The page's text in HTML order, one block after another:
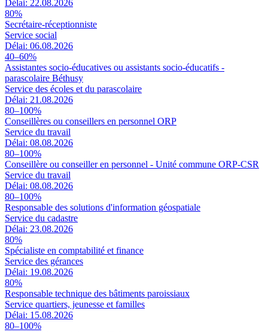
Délai: 22.08.2026
80%
Secrétaire-réceptionniste
Service social
Délai: 06.08.2026
40–60%
Assistantes socio-éducatives ou assistants socio-éducatifs -
parascolaire Béthusy
Service des écoles et du parascolaire
Délai: 21.08.2026
80–100%
Conseillères ou conseillers en personnel ORP
Service du travail
Délai: 08.08.2026
80–100%
Conseillère ou conseiller en personnel - Unité commune ORP-CSR
Service du travail
Délai: 08.08.2026
80–100%
Responsable des solutions d'information géospatiale
Service du cadastre
Délai: 23.08.2026
80%
Spécialiste en comptabilité et finance
Service des gérances
Délai: 19.08.2026
80%
Responsable technique des bâtiments paroissiaux
Service quartiers, jeunesse et familles
Délai: 15.08.2026
80–100%